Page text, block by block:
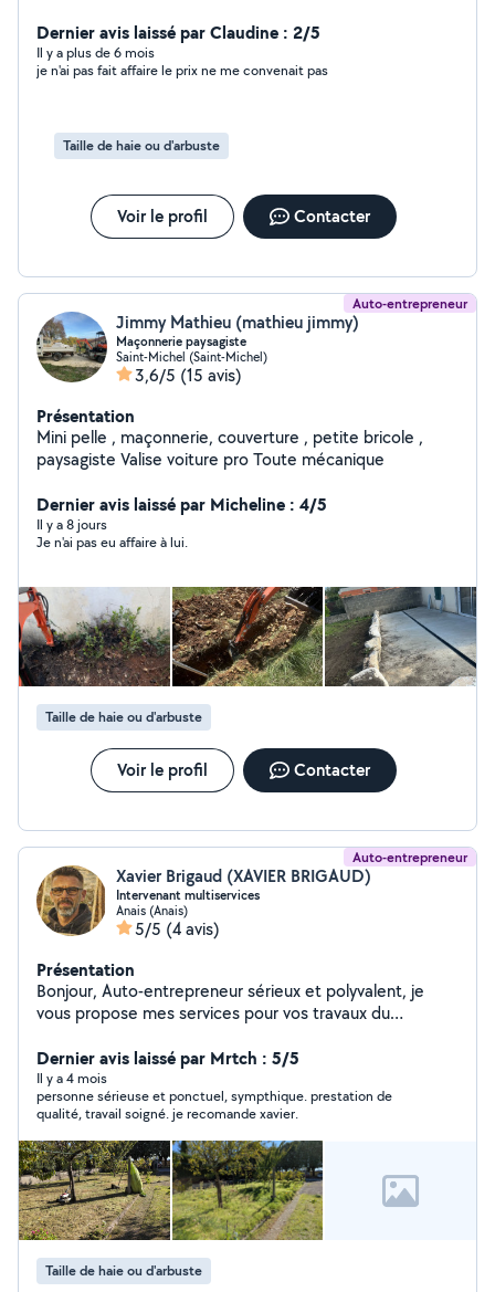
souhaitant vous rendre service et en donnant le meilleur
de moi-même. Cordialement.
Dernier avis laissé par Claudine : 2/5
Il y a plus de 6 mois
je n'ai pas fait affaire le prix ne me convenait pas
Taille de haie ou d'arbuste
Voir le profil Contacter
Auto-entrepreneur
Jimmy Mathieu (mathieu jimmy)
Maçonnerie paysagiste
Saint-Michel (Saint-Michel)
3,6/5 (15 avis)
Présentation
Mini pelle , maçonnerie, couverture , petite bricole ,
paysagiste Valise voiture pro Toute mécanique
Dernier avis laissé par Micheline : 4/5
Il y a 8 jours
Je n'ai pas eu affaire à lui.
Taille de haie ou d'arbuste
Voir le profil Contacter
Auto-entrepreneur
Xavier Brigaud (XAVIER BRIGAUD)
Intervenant multiservices
Anais (Anais)
5/5 (4 avis)
Présentation
Bonjour, Auto-entrepreneur sérieux et polyvalent, je
vous propose mes services pour vos travaux du
Interventions soignées, efficaces et au juste prix.
Prestations proposées : Jardinage, tonte et entretien
extérieur Nettoyage de terrasse Entretien et nettoyage
de piscine Petit bricolage (montage, réparations,
fixations) Dépannage et aide informatique à domicile
Rangement garage, cave ️ Débarras grange /
dépendances Déchetterie Petite mécanique (selon
demande)
Dernier avis laissé par Mrtch : 5/5
Il y a 4 mois
personne sérieuse et ponctuel, sympthique. prestation de
qualité, travail soigné. je recomande xavier.
Taille de haie ou d'arbuste